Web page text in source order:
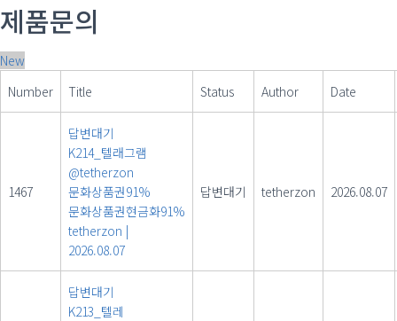
제품문의
New
Number
Title Status Author Date
1467
답변대기
K214_텔래그램
@tetherzon
문화상품권91%
문화상품권현금화91%
tetherzon |
2026.08.07
답변대기 tetherzon 2026.08.07
답변대기
K213_텔레